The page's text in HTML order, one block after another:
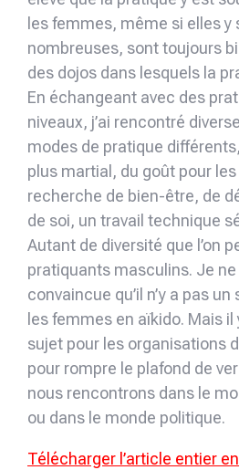
les femmes, même si elles y
nombreuses, sont toujours
des dojos dans lesquels la
En échangeant avec des
niveaux, j’ai rencontré
modes de pratique
plus martial, du goût pour
recherche de bien-être, de
de soi, un travail technique
Autant de diversité que l’on
pratiquants masculins. Je
convaincue qu’il n’y a pas
les femmes en aïkido. Mais il
sujet pour les organisations
pour rompre le plafond de
nous rencontrons dans le
ou dans le monde politique.
Télécharger l’article entier